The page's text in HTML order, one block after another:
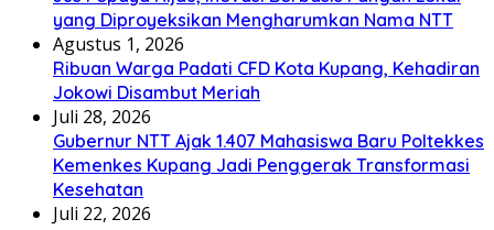
yang Diproyeksikan Mengharumkan Nama NTT
Agustus 1, 2026
Ribuan Warga Padati CFD Kota Kupang, Kehadiran
Jokowi Disambut Meriah
Juli 28, 2026
Gubernur NTT Ajak 1.407 Mahasiswa Baru Poltekkes
Kemenkes Kupang Jadi Penggerak Transformasi
Kesehatan
Juli 22, 2026